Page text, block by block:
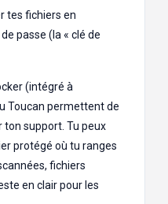
tes fichiers en
passe (la « clé de
(intégré à
Toucan permettent de
support. Tu peux
protégé où tu ranges
fichiers
en clair pour les